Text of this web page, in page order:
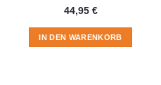
44,95 €
IN DEN WARENKORB